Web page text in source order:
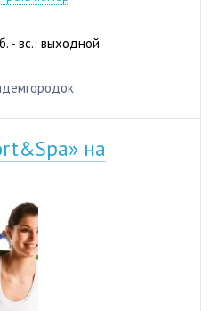
- вс.: выходной
на